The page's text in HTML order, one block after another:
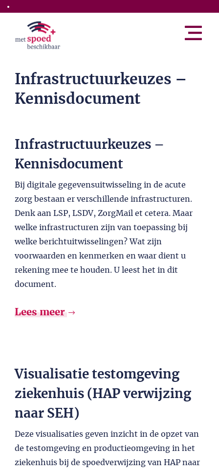
Skip to the main content
Infrastructuurkeuzes –
Kennisdocument
Infrastructuurkeuzes –
Kennisdocument
Bij digitale gegevensuitwisseling in de acute
zorg bestaan er verschillende infrastructuren.
Denk aan LSP, LSDV, ZorgMail et cetera. Maar
welke infrastructuren zijn van toepassing bij
welke berichtuitwisselingen? Wat zijn
voorwaarden en kenmerken en waar dient u
rekening mee te houden. U leest het in dit
document.
Lees meer
Visualisatie testomgeving
ziekenhuis (HAP verwijzing
naar SEH)
Deze visualisaties geven inzicht in de opzet van
de testomgeving en productieomgeving in het
ziekenhuis bij de spoedverwijzing van HAP naar